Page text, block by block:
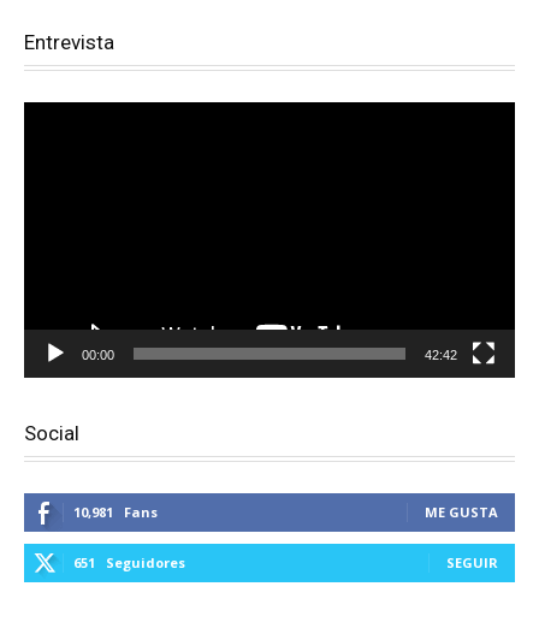
Entrevista
00:00 42:42
Social
10,981 Fans ME GUSTA
651 Seguidores SEGUIR